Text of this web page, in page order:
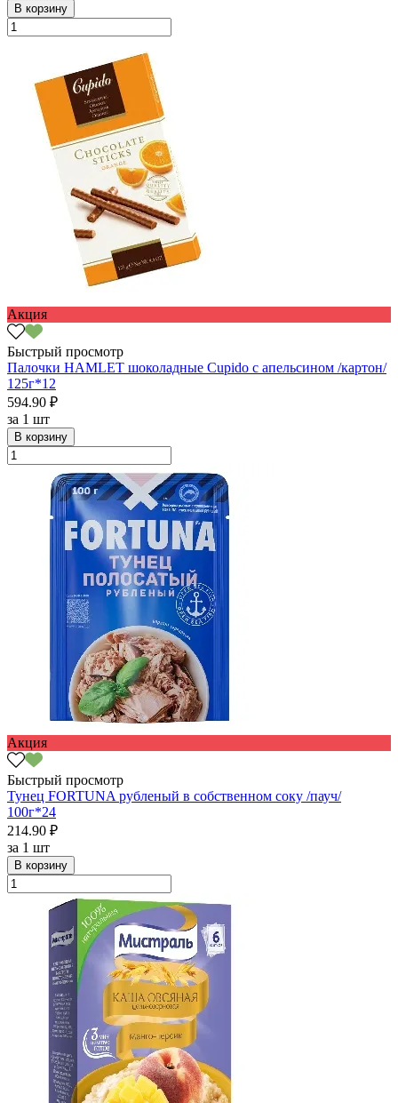
В корзину
Акция
Быстрый просмотр
Палочки HAMLET шоколадные Cupido с апельсином /картон/
125г*12
594.90 ₽
за 1 шт
В корзину
Акция
Быстрый просмотр
Тунец FORTUNA рубленый в собственном соку /пауч/
100г*24
214.90 ₽
за 1 шт
В корзину